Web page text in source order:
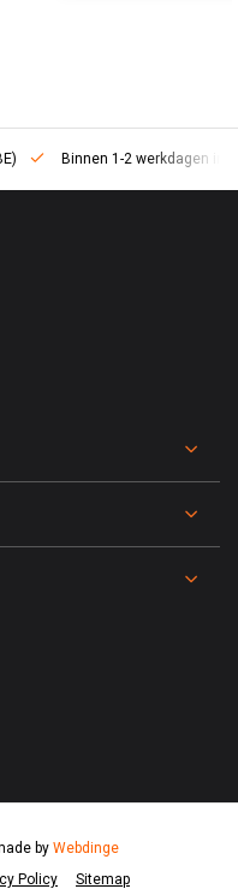
Binnen 1-2 werkdagen in
Policy Sitemap
byWebdinge